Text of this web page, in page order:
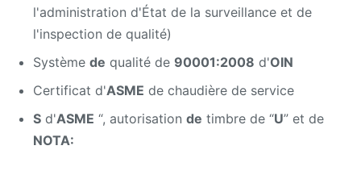
l'administration d'État de la surveillance et de
l'inspection de qualité)
Système de qualité de 90001:2008 d'OIN
Certificat d'ASME de chaudière de service
S d'ASME “, autorisation de timbre de “U” et de
NOTA: